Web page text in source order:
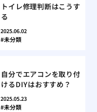
トイレ修理判断はこうす
る
2025.06.02
未分類
自分でエアコンを取り付
けるDIYはおすすめ？
2025.05.23
未分類